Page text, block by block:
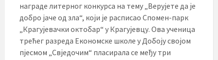
награде литерног конкурса на тему „Верујете да је
добро јаче од зла“, који је расписао Спомен-парк
„Крагујевачки октобар“ у Крагујевцу. Ова ученица
трећег разреда Економске школе у Добоју својом
пјесмом „Свједочим“ пласирала се међу три